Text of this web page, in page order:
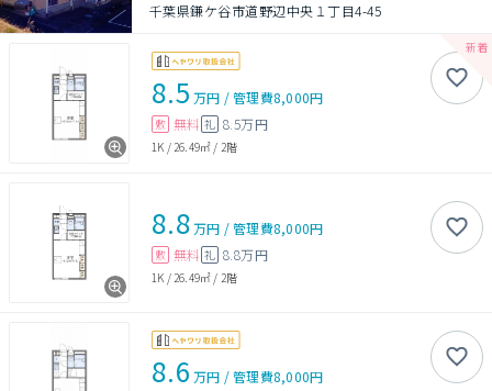
千葉県鎌ケ谷市道野辺中央１丁目4-45
8.5 万円 /管理費8,000円
敷 無料 礼 8.5万円
1K /26.49㎡ / 2階
8.8万円 /管理費8,000円
敷 無料 礼 8.8万円
1K / 26.49㎡ / 2階
8.6 万円 /管理費8,000円